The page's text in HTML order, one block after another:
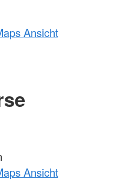
Ansicht
Ansicht